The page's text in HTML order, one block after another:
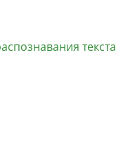
текста